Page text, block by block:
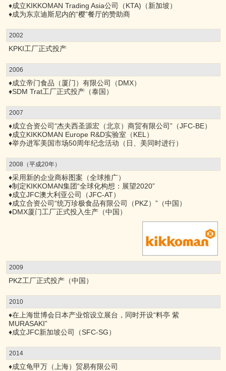
♦成立KIKKOMAN Trading Asia公司（KTA)（新加坡）
♦成为东京迪斯尼内的“樱”餐厅的赞助商
2002
KPKI工厂正式投产
2006
♦成立帝门食品（厦门）有限公司（DMX）
♦SDM Trat工厂正式投产（泰国）
2007
♦成立合资公司“杰夫西圣源宏（北京）商贸有限公司”（JFC-BE）
♦成立KIKKOMAN Europe R&D实验室（KEL）
♦举办进军美国市场50周年纪念活动（日、美同时进行）
2008（平成20年）
♦采用新的企业商标图案（全球推广）
♦制定KIKKOMAN集团“全球化构想：展望2020”
♦成立JFC澳大利亚公司（JFC-AT）
♦成立合资公司“统万珍极食品有限公司（PKZ）”（中国）
♦DMX厦门工厂正式投入生产（中国）
2009
PKZ工厂正式投产（中国）
2010
♦在上海世博会日本产业馆设立展台，同时开设“料亭 紫
MURASAKI”
♦成立JFC新加坡公司（SFC-SG）
2014
♦成立龟甲万（上海）贸易有限公司